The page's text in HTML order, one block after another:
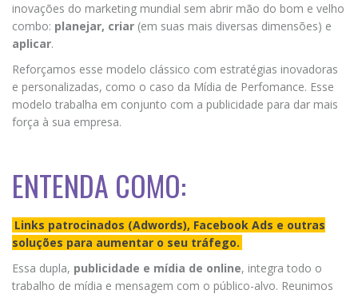
inovações do marketing mundial sem abrir mão do bom e velho
combo: planejar, criar (em suas mais diversas dimensões) e
aplicar.
Reforçamos esse modelo clássico com estratégias inovadoras
e personalizadas, como o caso da Mídia de Perfomance. Esse
modelo trabalha em conjunto com a publicidade para dar mais
força à sua empresa.
ENTENDA COMO:
Links patrocinados (Adwords), Facebook Ads e outras
soluções para aumentar o seu tráfego.
Essa dupla, publicidade e mídia de online, integra todo o
trabalho de mídia e mensagem com o público-alvo. Reunimos